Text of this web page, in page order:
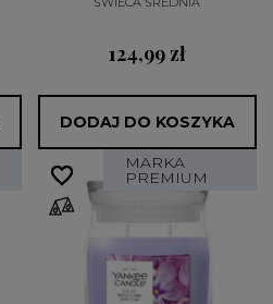
124,99 zł
DODAJ DO KOSZYKA
MARKA
PREMIUM
favorite_border
favorite_border